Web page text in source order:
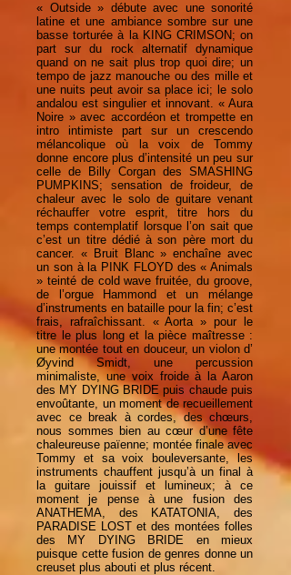
« Outside » débute avec une sonorité
latine et une ambiance sombre sur une
basse torturée à la KING CRIMSON; on
part sur du rock alternatif dynamique
quand on ne sait plus trop quoi dire; un
tempo de jazz manouche ou des mille et
une nuits peut avoir sa place ici; le solo
andalou est singulier et innovant. « Aura
Noire » avec accordéon et trompette en
intro intimiste part sur un crescendo
mélancolique où la voix de Tommy
donne encore plus d’intensité un peu sur
celle de Billy Corgan des SMASHING
PUMPKINS; sensation de froideur, de
chaleur avec le solo de guitare venant
réchauffer votre esprit, titre hors du
temps contemplatif lorsque l’on sait que
c’est un titre dédié à son père mort du
cancer. « Bruit Blanc » enchaîne avec
un son à la PINK FLOYD des « Animals
» teinté de cold wave fruitée, du groove,
de l’orgue Hammond et un mélange
d’instruments en bataille pour la fin; c’est
frais, rafraîchissant. « Aorta » pour le
titre le plus long et la pièce maîtresse :
une montée tout en douceur, un violon d’
Øyvind Smidt, une percussion
minimaliste, une voix froide à la Aaron
des MY DYING BRIDE puis chaude puis
envoûtante, un moment de recueillement
avec ce break à cordes, des chœurs,
nous sommes bien au cœur d’une fête
chaleureuse païenne; montée finale avec
Tommy et sa voix bouleversante, les
instruments chauffent jusqu’à un final à
la guitare jouissif et lumineux; à ce
moment je pense à une fusion des
ANATHEMA, des KATATONIA, des
PARADISE LOST et des montées folles
des MY DYING BRIDE en mieux
puisque cette fusion de genres donne un
creuset plus abouti et plus récent.